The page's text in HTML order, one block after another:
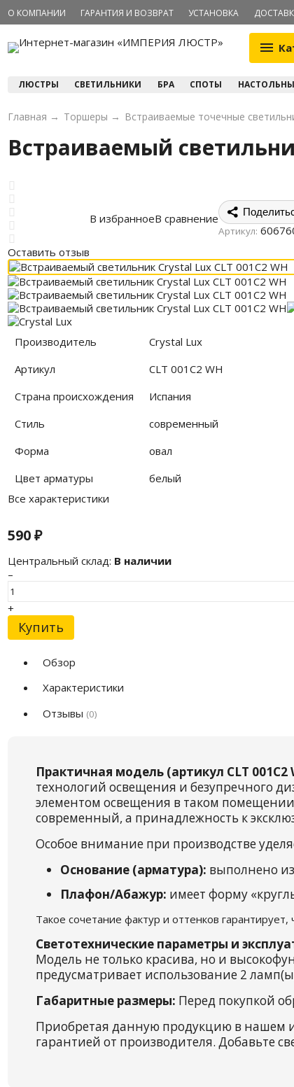
О КОМПАНИИ ГАРАНТИЯ И ВОЗВРАТ УСТАНОВКА
ЛЮСТРЫ СВЕТИЛЬНИКИ БРА СПОТЫ
Главная → Торшеры → Встраиваемые точечные
Встраиваемый
Оставить отзыв
В избранноеВ сравнение
Артикул:
Производитель
Crystal Lux
Артикул
CLT 001C2 WH
Страна происхождения
Испания
Стиль
современный
Форма
овал
Цвет арматуры
белый
Все характеристики
590₽
Центральный склад: В наличии
–
+
Купить
Обзор
Характеристики
Отзывы (0)
Практичная модель (артикул CLT 001C2
технологий освещения и безупречного
элементом освещения в таком
современный, а принадлежность к
Особое внимание при производстве
Основание (арматура): выполнено
Плафон/Абажур: имеет форму
Такое сочетание фактур и оттенков
Светотехнические параметры и
Модель не только красива, но и
предусматривает использование 2
Габаритные размеры: Перед покупкой
Приобретая данную продукцию в нашем
гарантией от производителя. Добавьте